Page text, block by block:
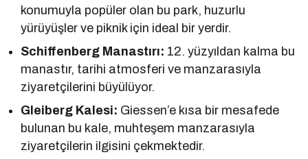
konumuyla popüler olan bu park, huzurlu
yürüyüşler ve piknik için ideal bir yerdir.
Schiffenberg Manastırı: 12. yüzyıldan kalma bu
manastır, tarihi atmosferi ve manzarasıyla
ziyaretçilerini büyülüyor.
Gleiberg Kalesi: Giessen’e kısa bir mesafede
bulunan bu kale, muhteşem manzarasıyla
ziyaretçilerin ilgisini çekmektedir.